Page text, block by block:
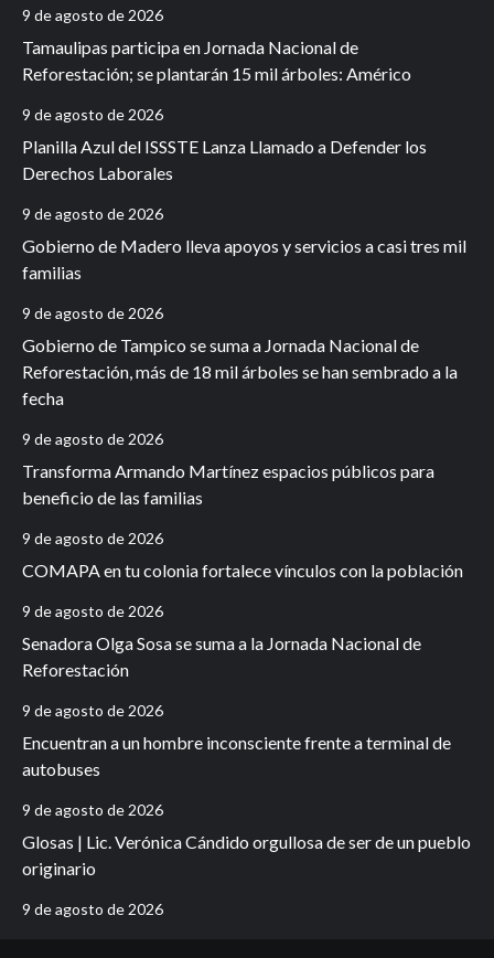
9 de agosto de 2026
Tamaulipas participa en Jornada Nacional de
Reforestación; se plantarán 15 mil árboles: Américo
9 de agosto de 2026
Planilla Azul del ISSSTE Lanza Llamado a Defender los
Derechos Laborales
9 de agosto de 2026
Gobierno de Madero lleva apoyos y servicios a casi tres mil
familias
9 de agosto de 2026
Gobierno de Tampico se suma a Jornada Nacional de
Reforestación, más de 18 mil árboles se han sembrado a la
fecha
9 de agosto de 2026
Transforma Armando Martínez espacios públicos para
beneficio de las familias
9 de agosto de 2026
COMAPA en tu colonia fortalece vínculos con la población
9 de agosto de 2026
Senadora Olga Sosa se suma a la Jornada Nacional de
Reforestación
9 de agosto de 2026
Encuentran a un hombre inconsciente frente a terminal de
autobuses
9 de agosto de 2026
Glosas | Lic. Verónica Cándido orgullosa de ser de un pueblo
originario
9 de agosto de 2026